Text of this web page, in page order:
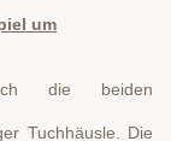
um
die beiden
Tuchhäusle. Die